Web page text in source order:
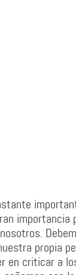
propia
en criticar a